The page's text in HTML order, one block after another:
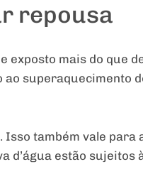
repousa
exposto mais do que
ao superaquecimento
também vale para
d’água estão sujeitos